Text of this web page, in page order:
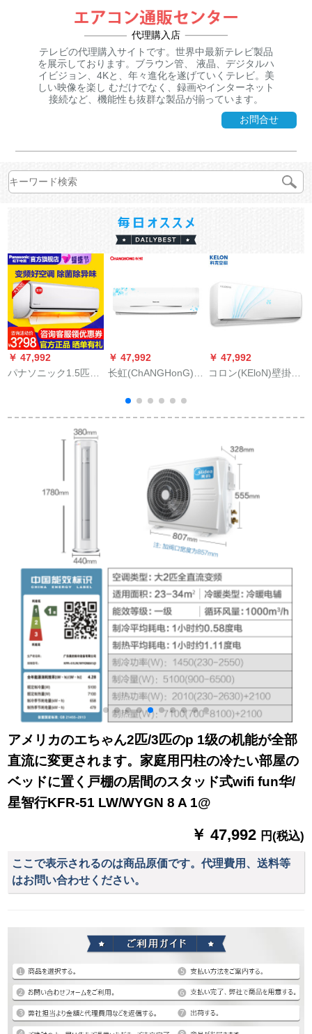
代理購入店
テレビの代理購入サイトです。世界中最新テレビ製品
を展示しております。ブラウン管、 液晶、デジタルハ
イビジョン、4Kと、年々進化を遂げていくテレビ。美
しい映像を楽し むだけでなく、録画やインターネット
接続など、機能性も抜群な製品が揃っています。
お問合せ
￥ 47,992
パナソニック1.5匹の
壁挂け式エアンコ室
外机パン大1.5匹の
KF-36ゴルデ/BpDG
￥ 47,992
长虹(ChANGHonG)大
率冷房暖房室寝室旋
风白KF-26ゴンドル
￥ 47,992
コロン(KEloN)壁掛け
アダンン/EQ LN 3(1
アメリカのエちゃん2匹/3匹のp 1级の机能が全部
直流に変更されます。家庭用円柱の冷たい部屋の
ベッドに置く戸棚の居間のスタッド式wifi fun华/
星智行KFR-51 LW/WYGN 8 A 1@
￥ 47,992 円(税込)
ここで表示されるのは商品原価です。代理費用、送料等
はお問い合わせください。